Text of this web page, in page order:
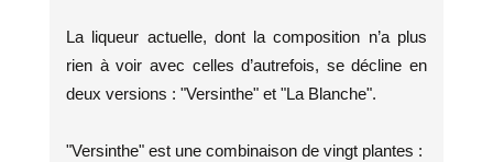
La liqueur actuelle, dont la composition n’a plus
rien à voir avec celles d’autrefois, se décline en
deux versions : "Versinthe" et "La Blanche".
"Versinthe" est une combinaison de vingt plantes :